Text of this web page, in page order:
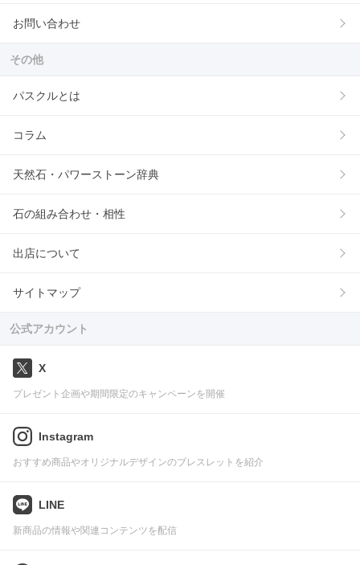
お問い合わせ
その他
パスクルとは
コラム
天然石・パワーストーン辞典
石の組み合わせ・相性
出店について
サイトマップ
公式アカウント
X
プレゼント企画や期間限定のキャンペーンを開催
Instagram
おすすめ商品やオリジナルデザインのブレスレットを紹介
LINE
新商品の情報や関連コンテンツを配信